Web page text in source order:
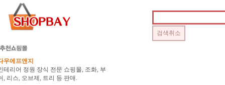
우에프앤지
테리어 정원 장식 전문 쇼핑몰, 조화, 부
, 리스, 오브제, 트리 등 판매.